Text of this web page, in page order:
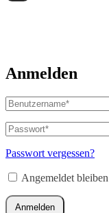
Anmelden
Benutzername
oder
E-
Mail-
Adresse*
Passwort*
Erforderlich
Passwort vergessen?
Angemeldet bleiben
Anmelden